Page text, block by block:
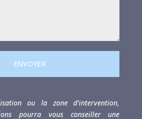
ENVOYER
ou la zone d’intervention,
pourra vous conseiller une